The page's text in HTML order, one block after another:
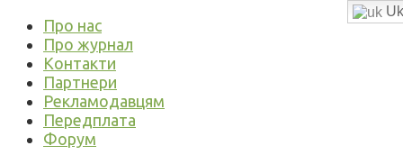
Про нас
Про журнал
Контакти
Партнери
Рекламодавцям
Передплата
Форум